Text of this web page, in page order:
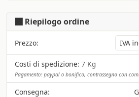
Riepilogo ordine
Prezzo: IVA
Costi di spedizione: 7 Kg
Pagamento: paypal o bonifico, contrassegno con
Consegna: